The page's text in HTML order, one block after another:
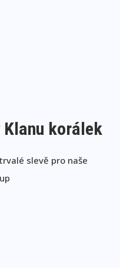
Klanu korálek
slevě pro naše